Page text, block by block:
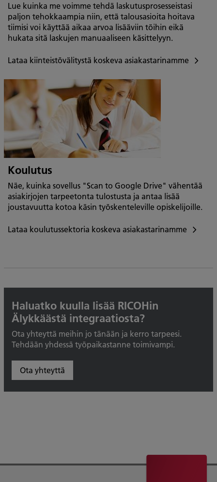
Lue kuinka me voimme tehdä laskutusprosesseistasi
paljon tehokkaampia niin, että talousasioita hoitava
tiimisi voi käyttää aikaa arvoa lisääviin töihin eikä
hukata sitä laskujen manuaaliseen käsittelyyn.
Lataa kiinteistövälitystä koskeva asiakastarinamme
kiinteistövälitystä
koskeva
asiakastarinamme
Koulutus
Näe, kuinka sovellus "Scan to Google Drive" vähentää
asiakirjojen tarpeetonta tulostusta ja antaa lisää
joustavuutta kotoa käsin työskenteleville opiskelijoille.
Lataa koulutussektoria koskeva asiakastarinamme
asiakastarinamme
Haluatko kuulla lisää RICOHin
Älykkäästä integraatiosta?
Ota yhteyttä meihin jo tänään ja kerro tarpeesi.
Tehdään yhdessä työpaikastanne toimivampi.
Ota yhteyttä